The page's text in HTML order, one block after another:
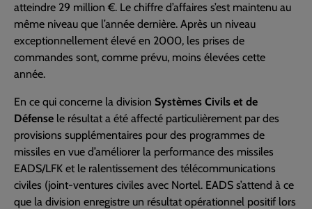
atteindre 29 million €. Le chiffre d’affaires s’est maintenu au
même niveau que l’année dernière. Après un niveau
exceptionnellement élevé en 2000, les prises de
commandes sont, comme prévu, moins élevées cette
année.
En ce qui concerne la division Systèmes Civils et de
Défense le résultat a été affecté particulièrement par des
provisions supplémentaires pour des programmes de
missiles en vue d’améliorer la performance des missiles
EADS/LFK et le ralentissement des télécommunications
civiles (joint-ventures civiles avec Nortel. EADS s’attend à ce
que la division enregistre un résultat opérationnel positif lors